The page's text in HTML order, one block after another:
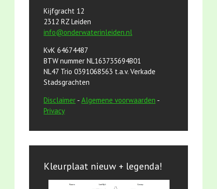
Kijfgracht 12
2312 RZ Leiden
info@onderwaterinleiden.nl
KvK 64674487
BTW nummer NL163735694B01
NL47 Trio 0391068563 t.a.v. Verkade
Stadsgrachten
Disclaimer - Algemene voorwaarden -
Privacy
Kleurplaat nieuw + legenda!